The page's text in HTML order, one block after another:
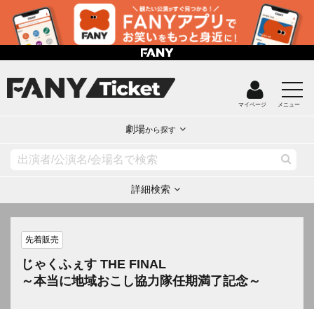
マイページ メニュー
劇場から探す
詳細検索
先着販売
じゃくふぇす THE FINAL
～本当に地域おこし協力隊任期満了記念～